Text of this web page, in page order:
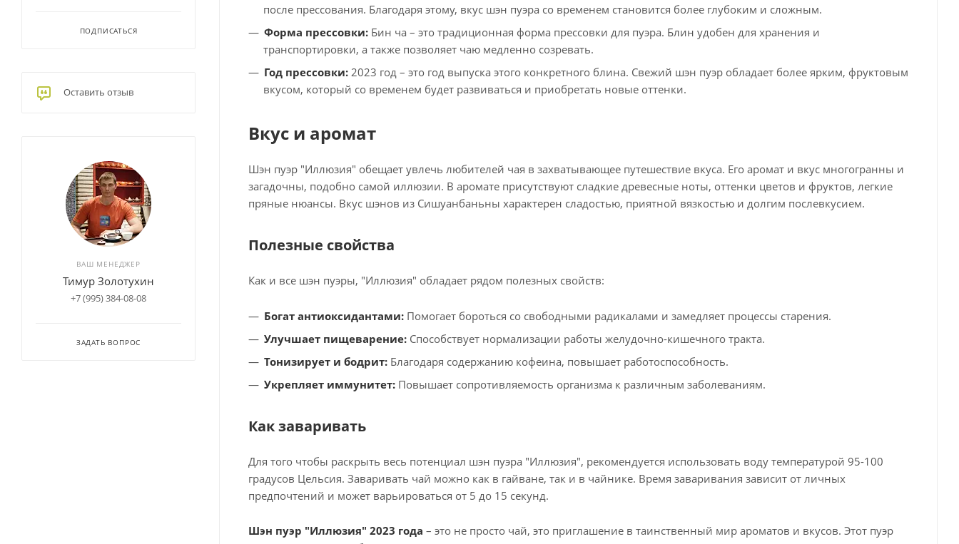
после прессования. Благодаря этому, вкус шэн пуэра со временем становится более глубоким и сложным.
Форма прессовки: Бин ча – это традиционная форма прессовки для пуэра. Блин удобен для хранения и
транспортировки, а также позволяет чаю медленно созревать.
Год прессовки: 2023 год – это год выпуска этого конкретного блина. Свежий шэн пуэр обладает более ярким, фруктовым
вкусом, который со временем будет развиваться и приобретать новые оттенки.
Вкус и аромат
Шэн пуэр "Иллюзия" обещает увлечь любителей чая в захватывающее путешествие вкуса. Его аромат и вкус многогранны и
загадочны, подобно самой иллюзии. В аромате присутствуют сладкие древесные ноты, оттенки цветов и фруктов, легкие
пряные нюансы. Вкус шэнов из Сишуанбаньны характерен сладостью, приятной вязкостью и долгим послевкусием.
Полезные свойства
Как и все шэн пуэры, "Иллюзия" обладает рядом полезных свойств:
Богат антиоксидантами: Помогает бороться со свободными радикалами и замедляет процессы старения.
Улучшает пищеварение: Способствует нормализации работы желудочно-кишечного тракта.
Тонизирует и бодрит: Благодаря содержанию кофеина, повышает работоспособность.
Укрепляет иммунитет: Повышает сопротивляемость организма к различным заболеваниям.
Как заваривать
Для того чтобы раскрыть весь потенциал шэн пуэра "Иллюзия", рекомендуется использовать воду температурой 95-100
градусов Цельсия. Заваривать чай можно как в гайване, так и в чайнике. Время заваривания зависит от личных
предпочтений и может варьироваться от 5 до 15 секунд.
Шэн пуэр "Иллюзия" 2023 года – это не просто чай, это приглашение в таинственный мир ароматов и вкусов. Этот пуэр
ПОДПИСАТЬСЯ
Оставить отзыв
ВАШ МЕНЕДЖЕР
Тимур Золотухин
+7 (995) 384-08-08
ЗАДАТЬ ВОПРОС